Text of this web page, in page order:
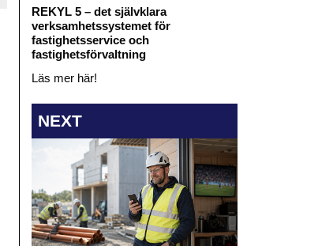
REKYL 5 – det självklara
verksamhetssystemet för
fastighetsservice och
fastighetsförvaltning
Läs mer här!
NEXT